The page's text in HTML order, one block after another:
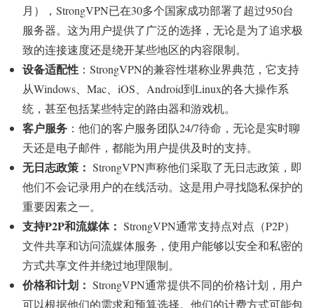
月），StrongVPN已在30多个国家成功部署了超过950台
服务器。这为用户提供了广泛的选择，无论是为了追求极
致的连接速度还是绕开某些地区的内容限制。
设备适配性 ：StrongVPN的兼容性堪称业界典范，它支持
从Windows、Mac、iOS、Android到Linux的各大操作系
统，甚至包括某些特定的路由器和游戏机。
客户服务 ：他们的客户服务团队24/7待命，无论是实时聊
天还是电子邮件，都能为用户提供及时的支持。
无日志政策： StrongVPN声称他们采取了无日志政策，即
他们不会记录用户的在线活动。这是用户寻找隐私保护的
重要因素之一。
支持P2P和流媒体： StrongVPN通常支持点对点（P2P）
文件共享和访问流媒体服务，使用户能够以安全和私密的
方式共享文件并绕过地理限制。
价格和计划： StrongVPN通常提供不同的价格计划，用户
可以根据他们的需求和预算选择。他们的计费方式可能包